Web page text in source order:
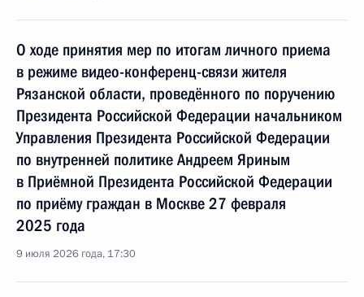
О ходе принятия мер по итогам личного приема
в режиме видео-конференц-связи жителя
Рязанской области, проведённого по поручению
Президента Российской Федерации начальником
Управления Президента Российской Федерации
по внутренней политике Андреем Яриным
в Приёмной Президента Российской Федерации
по приёму граждан в Москве 27 февраля
2025 года
9 июля 2026 года, 17:30